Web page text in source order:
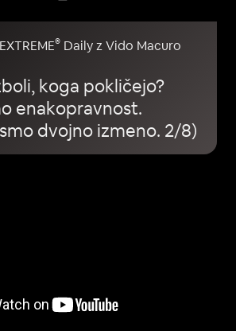
® Daily z Vido Macuro
koga pokličejo?
enakopravnost.
dvojno izmeno. 2/8)